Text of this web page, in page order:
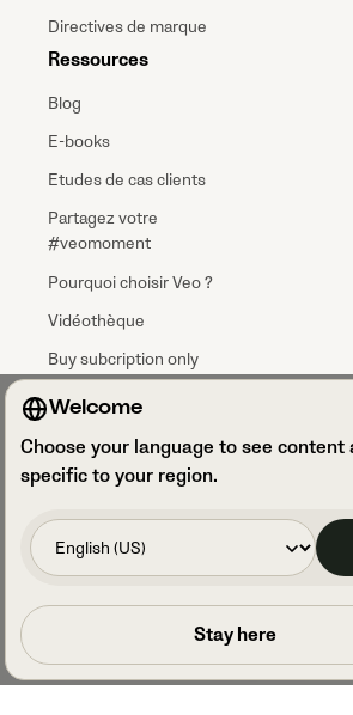
Planifier un appel
Welcome
Choose your language to see content
specific to your region.
Stay here
Directives de marque
Ressources
Blog
E-books
Etudes de cas clients
Partagez votre
#veomoment
Pourquoi choisir Veo ?
Vidéothèque
Buy subcription only
Conditions générales
Accord sur le Traitement des Données
Sécurité et conformité GDPR
Accéder à vos paramètres de cookies